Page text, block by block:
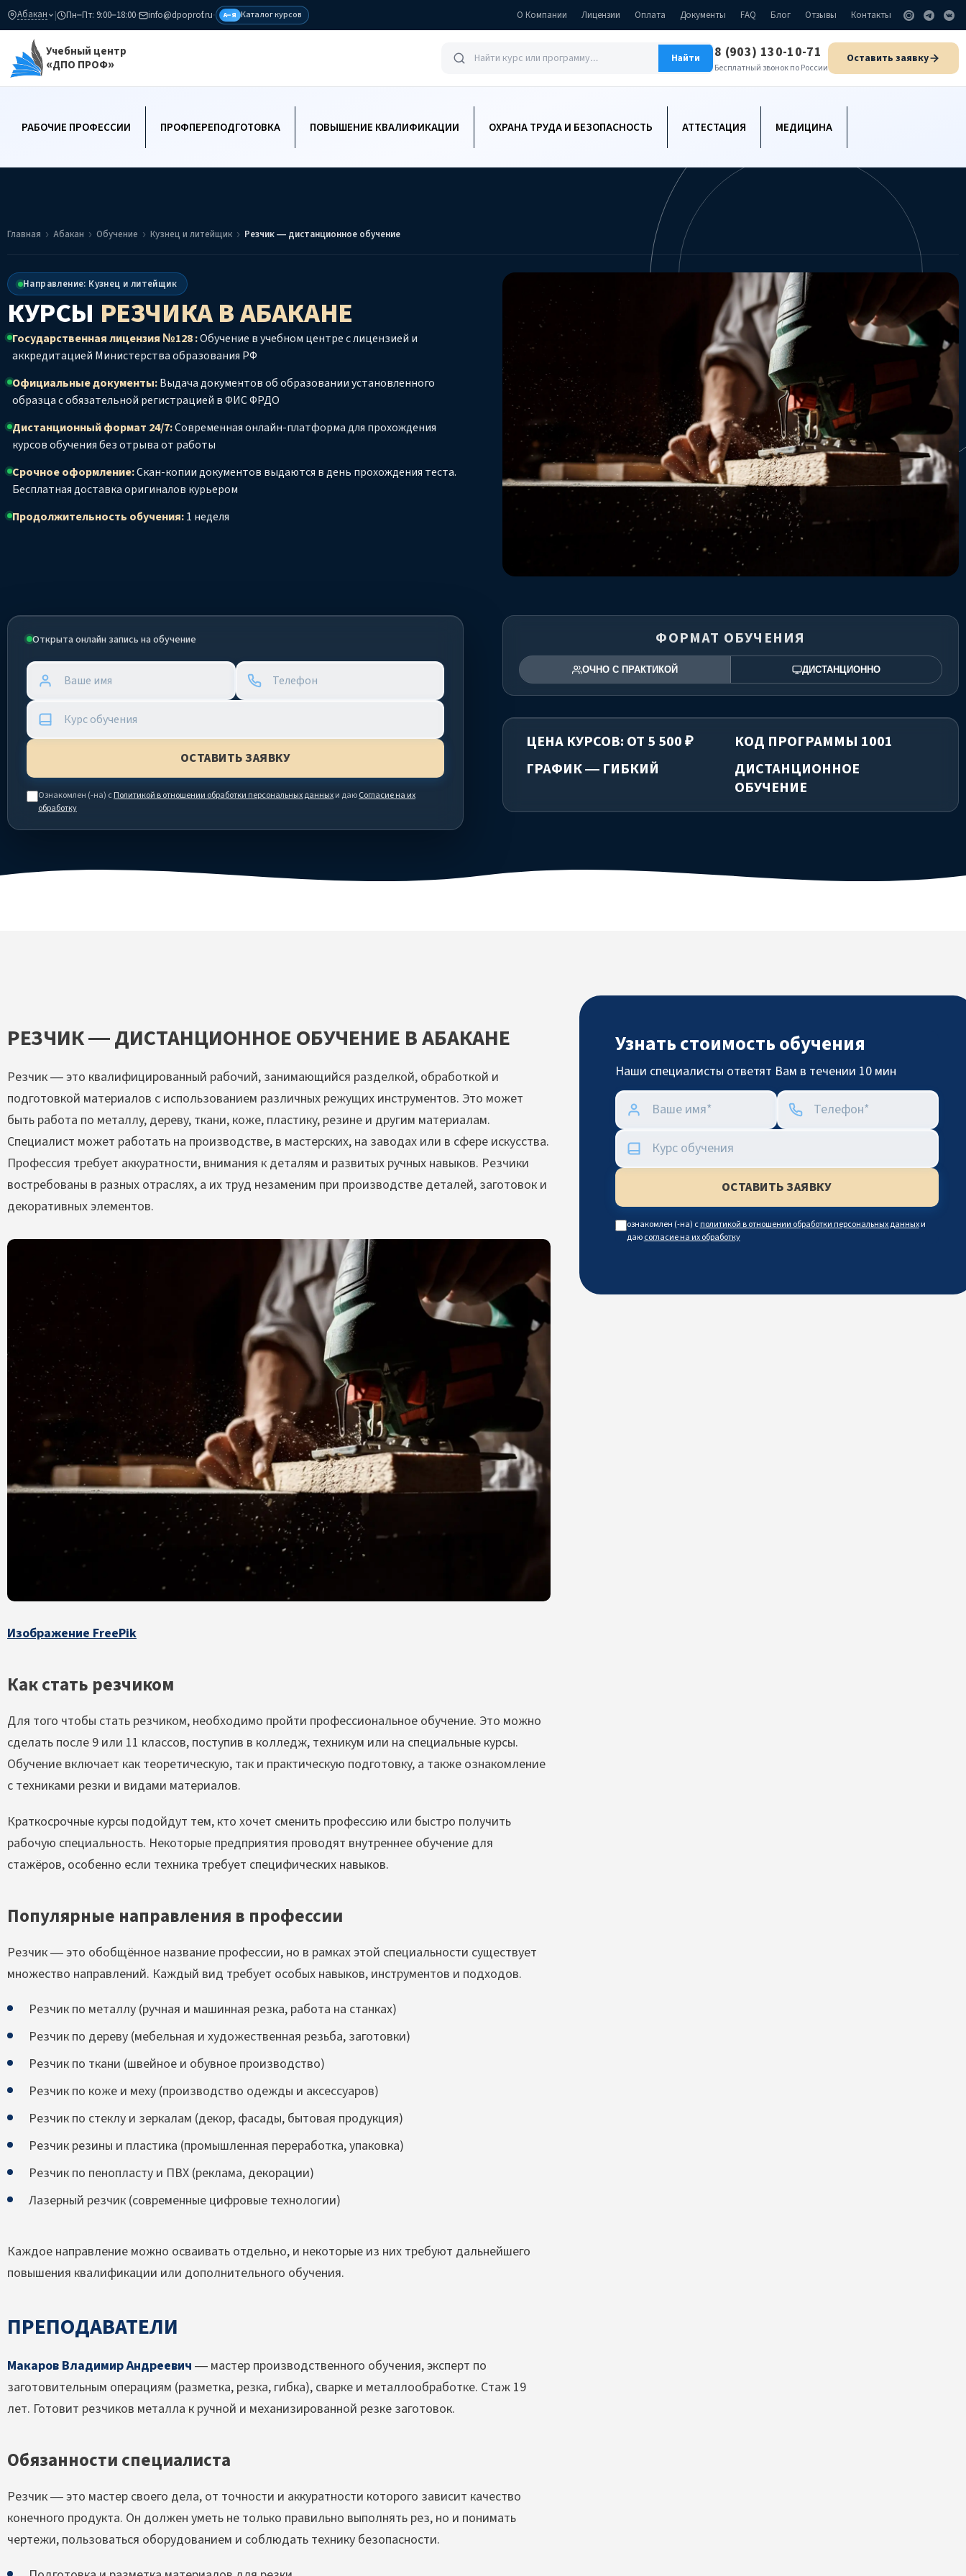
Абакан | Пн–Пт: 9:00–18:00· info@dpoprof.ru· А–Я Каталог курсов О Компании Лицензии Оплата Документы FAQ Блог Отзывы Контакты
Учебный центр
«ДПО ПРОФ»
Найти 8 (903) 130-10-71
Бесплатный звонок по России
Оставить заявку
РАБОЧИЕ ПРОФЕССИИ ПРОФПЕРЕПОДГОТОВКА ПОВЫШЕНИЕ КВАЛИФИКАЦИИ ОХРАНА ТРУДА И БЕЗОПАСНОСТЬ АТТЕСТАЦИЯ МЕДИЦИНА
Главная Абакан Обучение Кузнец и литейщик Резчик — дистанционное обучение
Направление: Кузнец и литейщик
КУРСЫ РЕЗЧИКАВ АБАКАНЕ
Государственная лицензия №128 :Обучение в учебном центре с лицензией и
аккредитацией Министерства образования РФ
Официальные документы:Выдача документов об образовании установленного
образца с обязательной регистрацией в ФИС ФРДО
Дистанционный формат 24/7:Современная онлайн-платформа для прохождения
курсов обучения без отрыва от работы
Срочное оформление:Скан-копии документов выдаются в день прохождения теста.
Бесплатная доставка оригиналов курьером
Продолжительность обучения:1 неделя
Открыта онлайн запись на обучение
Ознакомлен (-на) сПолитикой в отношении обработки персональных данныхи даюСогласие на их
обработку
ФОРМАТ ОБУЧЕНИЯ
ОЧНО С ПРАКТИКОЙ ДИСТАНЦИОННО
ЦЕНА КУРСОВ: ОТ 5 500 ₽
КОД ПРОГРАММЫ 1001
ГРАФИК — ГИБКИЙ
ДИСТАНЦИОННОЕ
ОБУЧЕНИЕ
РЕЗЧИК — ДИСТАНЦИОННОЕ ОБУЧЕНИЕ В АБАКАНЕ
Резчик — это квалифицированный рабочий, занимающийся разделкой, обработкой и
подготовкой материалов с использованием различных режущих инструментов. Это может
быть работа по металлу, дереву, ткани, коже, пластику, резине и другим материалам.
Специалист может работать на производстве, в мастерских, на заводах или в сфере искусства.
Профессия требует аккуратности, внимания к деталям и развитых ручных навыков. Резчики
востребованы в разных отраслях, а их труд незаменим при производстве деталей, заготовок и
декоративных элементов.
Изображение FreePik
Как стать резчиком
Для того чтобы стать резчиком, необходимо пройти профессиональное обучение. Это можно
сделать после 9 или 11 классов, поступив в колледж, техникум или на специальные курсы.
Обучение включает как теоретическую, так и практическую подготовку, а также ознакомление
с техниками резки и видами материалов.
Краткосрочные курсы подойдут тем, кто хочет сменить профессию или быстро получить
рабочую специальность. Некоторые предприятия проводят внутреннее обучение для
стажёров, особенно если техника требует специфических навыков.
Популярные направления в профессии
Резчик — это обобщённое название профессии, но в рамках этой специальности существует
множество направлений. Каждый вид требует особых навыков, инструментов и подходов.
Резчик по металлу (ручная и машинная резка, работа на станках)
Резчик по дереву (мебельная и художественная резьба, заготовки)
Резчик по ткани (швейное и обувное производство)
Резчик по коже и меху (производство одежды и аксессуаров)
Резчик по стеклу и зеркалам (декор, фасады, бытовая продукция)
Резчик резины и пластика (промышленная переработка, упаковка)
Резчик по пенопласту и ПВХ (реклама, декорации)
Лазерный резчик (современные цифровые технологии)
Каждое направление можно осваивать отдельно, и некоторые из них требуют дальнейшего
повышения квалификации или дополнительного обучения.
ПРЕПОДАВАТЕЛИ
Макаров Владимир Андреевич — мастер производственного обучения, эксперт по
заготовительным операциям (разметка, резка, гибка), сварке и металлообработке. Стаж 19
лет. Готовит резчиков металла к ручной и механизированной резке заготовок.
Обязанности специалиста
Резчик — это мастер своего дела, от точности и аккуратности которого зависит качество
конечного продукта. Он должен уметь не только правильно выполнять рез, но и понимать
чертежи, пользоваться оборудованием и соблюдать технику безопасности.
Узнать стоимость обучения
Наши специалисты ответят Вам в течении 10 мин
ознакомлен (-на) сполитикой в отношении обработки персональных данныхи
даюсогласие на их обработку